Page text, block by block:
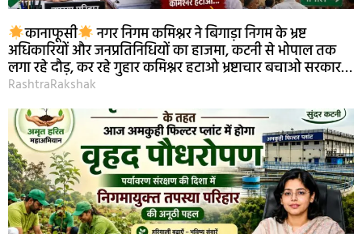
कानाफूसी नगर निगम कमिश्नर ने बिगाड़ा निगम के भ्रष्ट
अधिकारियों और जनप्रतिनिधियों का हाजमा, कटनी से भोपाल तक
लगा रहे दौड़, कर रहे गुहार कमिश्नर हटाओ भ्रष्टाचार बचाओ सरकार…
RashtraRakshak